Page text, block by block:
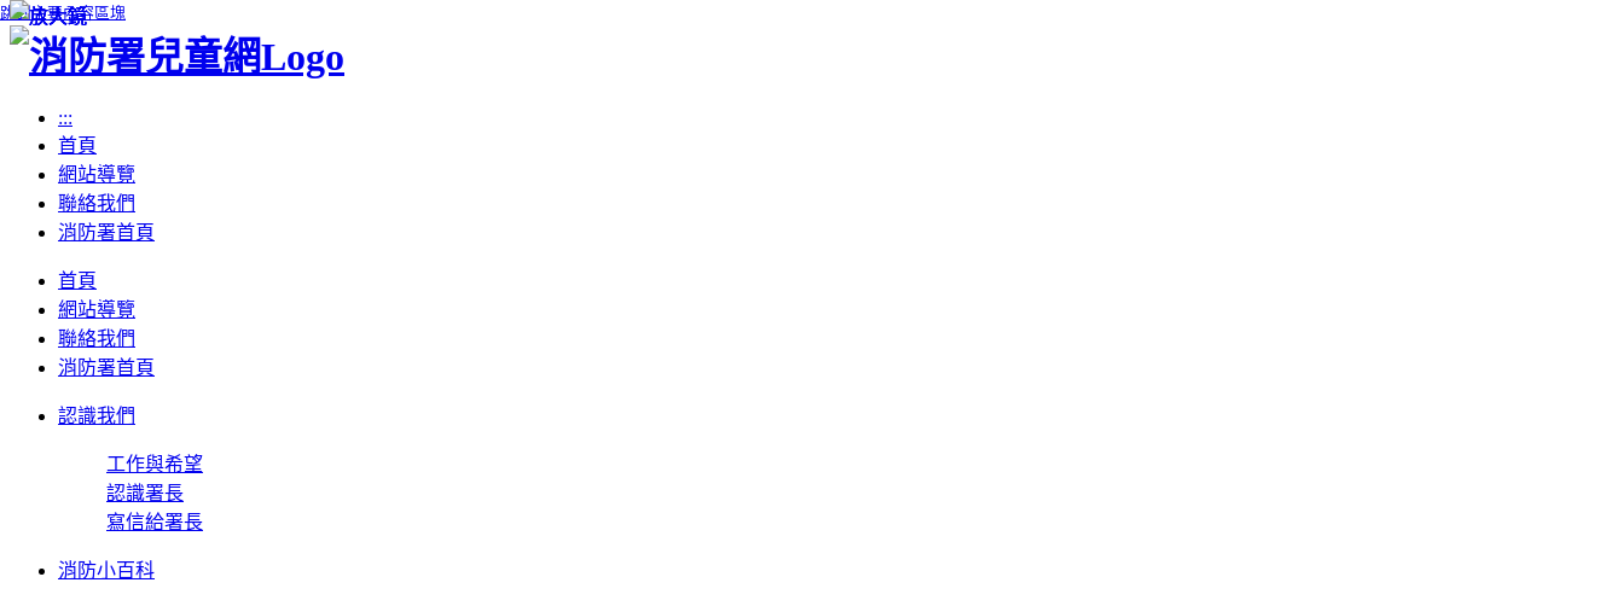
跳到主要內容區塊
:::
首頁
網站導覽
聯絡我們
消防署首頁
首頁
網站導覽
聯絡我們
消防署首頁
認識我們
工作與希望
認識署長
寫信給署長
消防小百科